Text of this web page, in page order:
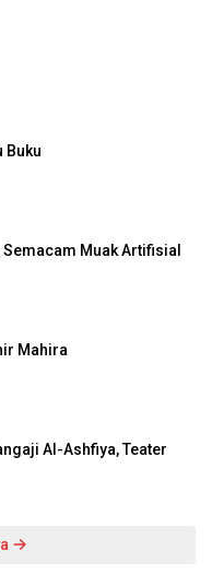
Buku
Muak Artifisial
Mahira
Al-Ashfiya, Teater